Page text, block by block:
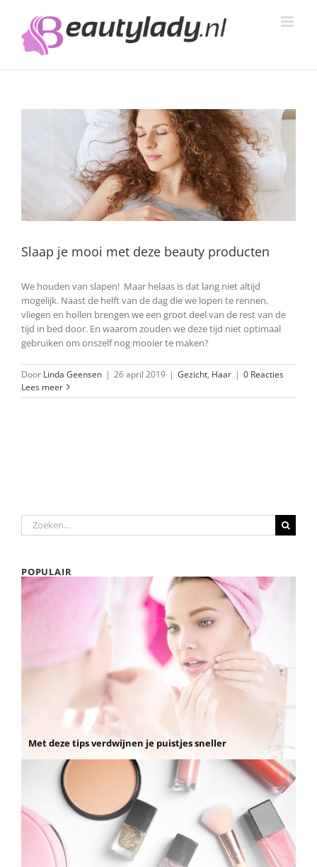
inhoud
Slaap je mooi met deze beauty producten
We houden van slapen! Maar helaas is dat lang niet altijd
mogelijk. Naast de helft van de dag die we lopen te rennen,
vliegen en hollen brengen we een groot deel van de rest van de
tijd in bed door. En waarom zouden we deze tijd niet optimaal
gebruiken om onszelf nog mooier te maken?
Door Linda Geensen | 26 april 2019 | Gezicht, Haar | 0 Reacties
Lees meer
Zoeken
naar:
POPULAIR
Met deze tips verdwijnen je puistjes sneller